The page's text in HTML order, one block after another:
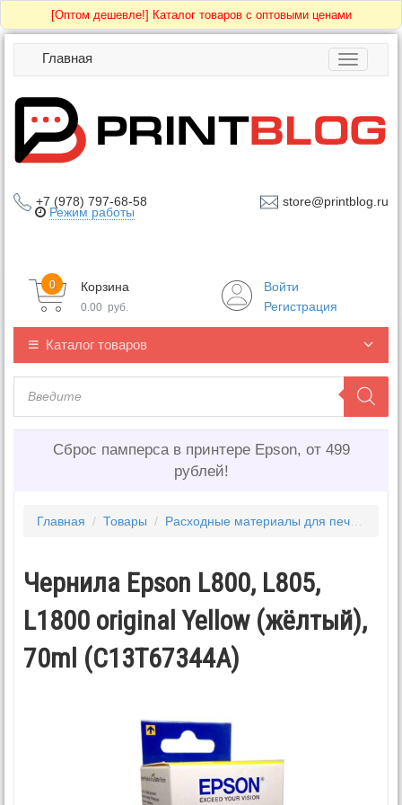
[Оптом дешевле!] Каталог товаров с оптовыми ценами
Toggle
Главная
+7 (978) 797-68-58 store@printblog.ru
Режим работы
Корзина
0
0.00 руб.
Войти
Регистрация
Каталог товаров
Сброс памперса в принтере Epson, от 499
рублей!
Главная / Товары / Расходные материалы для печати
Чернила Epson L800, L805,
L1800 original Yellow (жёлтый),
70ml (C13T67344A)